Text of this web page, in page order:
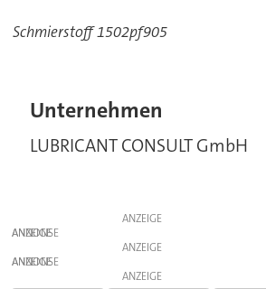
Schmierstoff 1502pf905
Unternehmen
LUBRICANT CONSULT GmbH
ANZEIGE
ANZEIGE
ANZEIGE
ANZEIGE
ANZEIGE